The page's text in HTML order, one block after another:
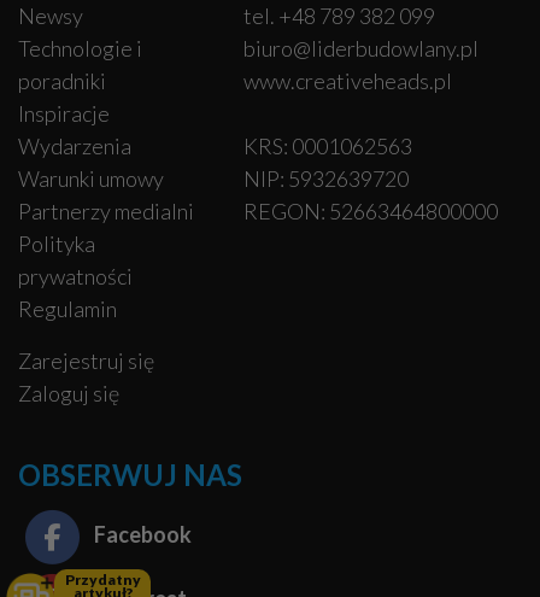
Przydatny
artykuł?
Newsy
Technologie i
poradniki
Inspiracje
Wydarzenia
Warunki umowy
Partnerzy medialni
Polityka
prywatności
Regulamin
Zarejestruj się
Zaloguj się
tel. +48 789 382 099
biuro@liderbudowlany.pl
www.creativeheads.pl
KRS: 0001062563
NIP: 5932639720
REGON: 52663464800000
OBSERWUJ NAS
Facebook